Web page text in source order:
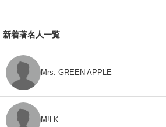
新着著名人一覧
Mrs. GREEN APPLE
M!LK